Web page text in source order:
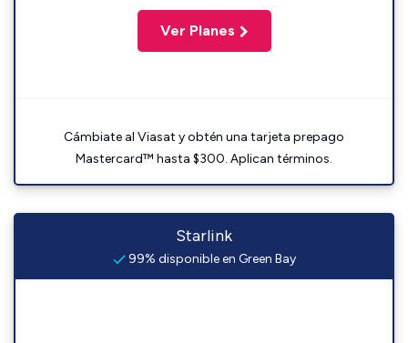
Ver Planes
Cámbiate al Viasat y obtén una tarjeta prepago
Mastercard™ hasta $300. Aplican términos.
Starlink
99% disponible en Green Bay